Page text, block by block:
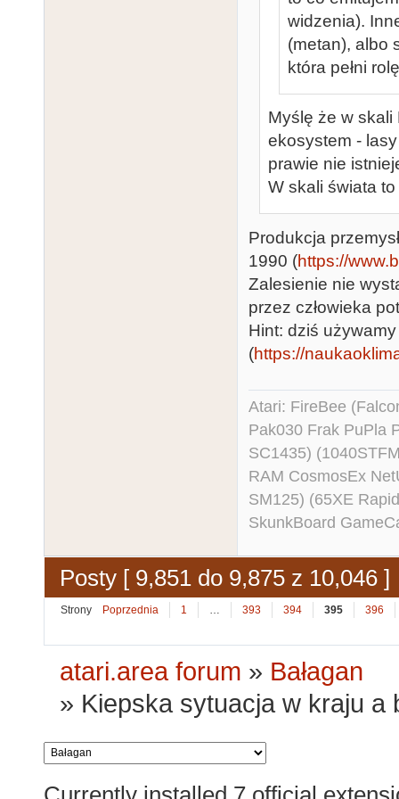
widzenia).
(metan), albo
która pełni
Myślę że w skali
ekosystem -
prawie nie
W skali świata
Produkcja
1990 (https://
Zalesienie nie
przez człowieka
Hint: dziś
(https://
Atari: FireBee
Pak030 Frak PuPla
SC1435)
RAM CosmosEx
SM125) (65XE
SkunkBoard
Posty [ 9,851 do 9,875 z 10,046 ]
Strony Poprzednia 1 … 393 394 395 396
atari.area forum » Bałagan
» Kiepska sytuacja w kraju a